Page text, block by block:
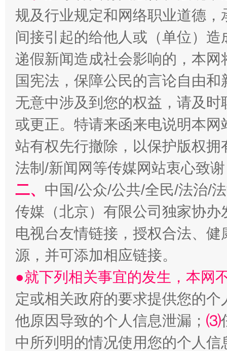
千年窑火 生生不息 一
揭开“小金库”的免责幌子
规及行业规定和网络职业道德
间接引起的给他人或（单位）
递假新闻造成社会影响的，本
国宪法，保障公民的言论自由
无意中涉及到您的权益，请及
或更正。特请来函来电说明本
站有权先行撤除，以保护版权
法制/新闻网等传媒网站衷心致
二、 中国/公众/公共/全民/法治/
传媒（北京）有限公司独家协
电视台友情链接，授权合法、
源，并可添加相应链接。
●就下列相关事宜的发生，本网
定或相关政府的要求提供您的个
他原因导致的个人信息泄漏； ⑶
中所列明的情况使用您的个人